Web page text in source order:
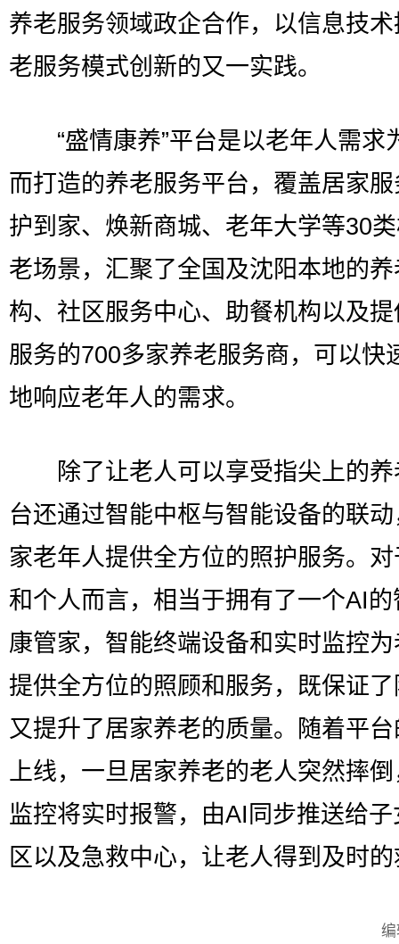
养老服务领域政企合作，以信息技
老服务模式创新的又一实践。
“盛情康养”平台是以老年人需求
而打造的养老服务平台，覆盖居家
护到家、焕新商城、老年大学等30
老场景，汇聚了全国及沈阳本地的
构、社区服务中心、助餐机构以及
服务的700多家养老服务商，可以快
地响应老年人的需求。
除了让老人可以享受指尖上的养
台还通过智能中枢与智能设备的联
家老年人提供全方位的照护服务。
和个人而言，相当于拥有了一个AI的
康管家，智能终端设备和实时监控
提供全方位的照顾和服务，既保证
又提升了居家养老的质量。随着平
上线，一旦居家养老的老人突然摔
监控将实时报警，由AI同步推送给
区以及急救中心，让老人得到及时